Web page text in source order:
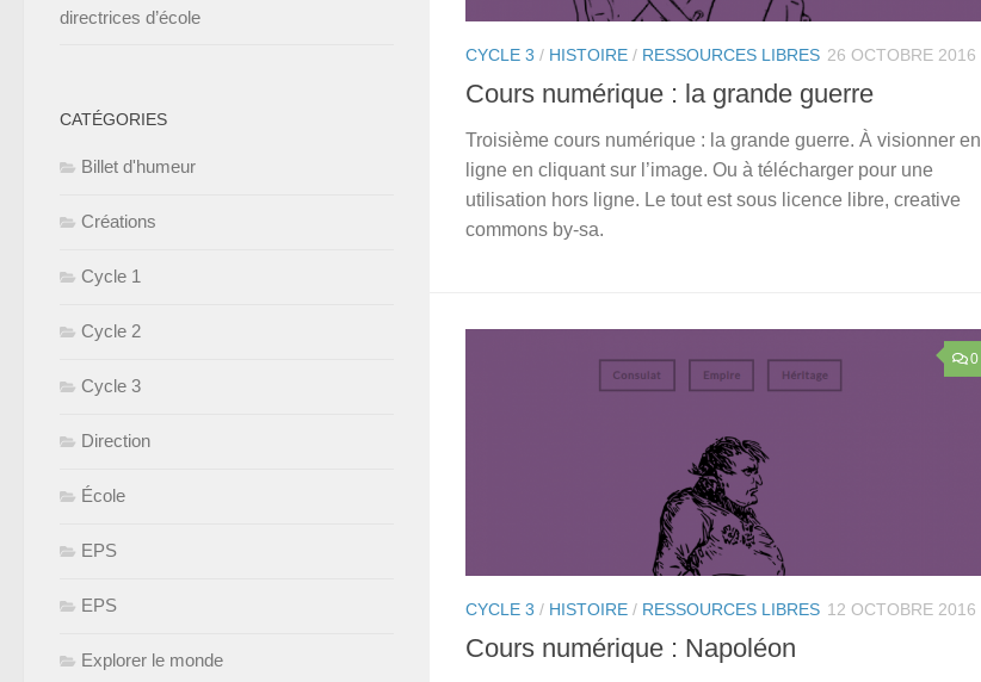
CYCLE 3 / HISTOIRE / RESSOURCES LIBRES 26 OCTOBRE 2016
Cours numérique : la grande guerre
Troisième cours numérique : la grande guerre. À visionner en
ligne en cliquant sur l’image. Ou à télécharger pour une
utilisation hors ligne. Le tout est sous licence libre, creative
commons by-sa.
0
CYCLE 3 / HISTOIRE / RESSOURCES LIBRES 12 OCTOBRE 2016
Cours numérique : Napoléon
directrices d’école
CATÉGORIES
Billet d'humeur
Créations
Cycle 1
Cycle 2
Cycle 3
Direction
École
EPS
EPS
Explorer le monde